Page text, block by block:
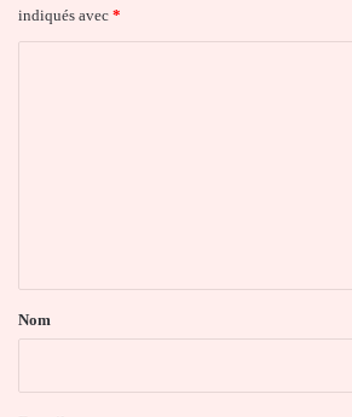
indiqués avec *
a
Nom